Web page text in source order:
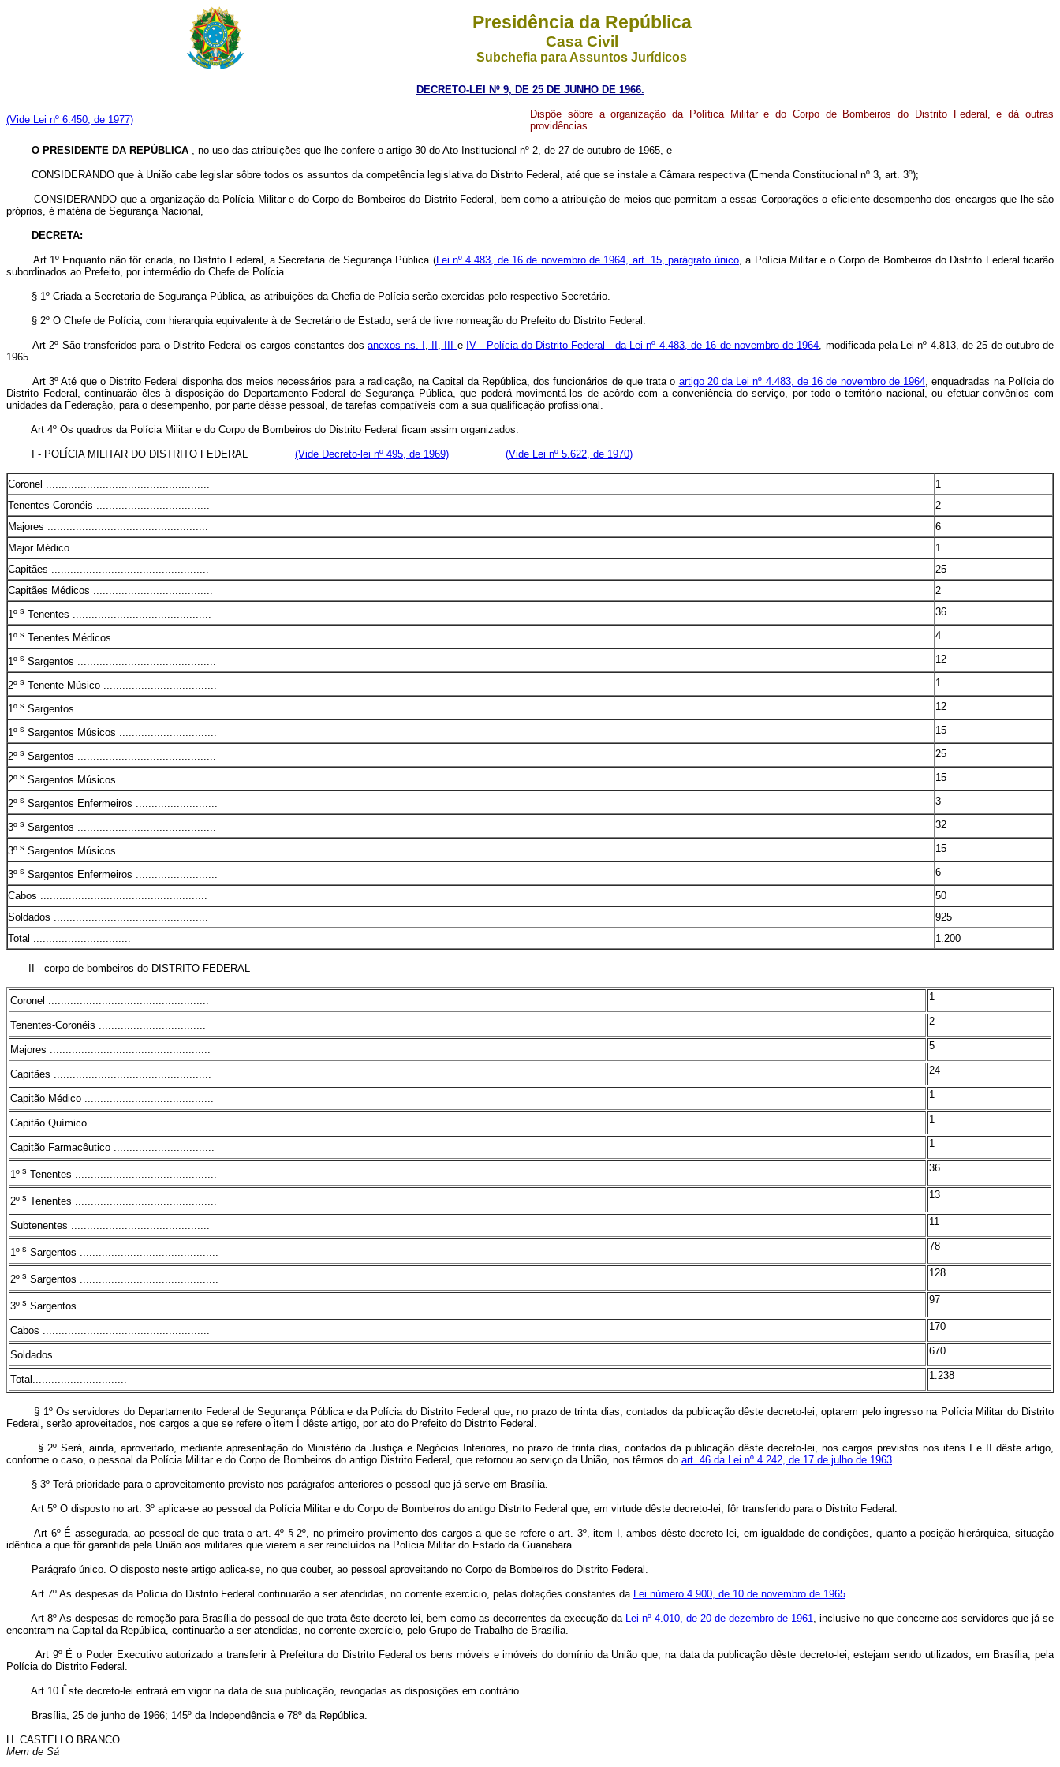
Presidência da República
Casa Civil
Subchefia para Assuntos Jurídicos
DECRETO-LEI Nº 9, DE 25 DE JUNHO DE 1966.
(Vide Lei nº 6.450, de 1977)
Dispõe sôbre a organização da Política Militar e do Corpo de Bombeiros do Distrito Federal, e dá outras
providências.
O PRESIDENTE DA REPÚBLICA , no uso das atribuições que lhe confere o artigo 30 do Ato Institucional nº 2, de 27 de outubro de 1965, e
CONSIDERANDO que à União cabe legislar sôbre todos os assuntos da competência legislativa do Distrito Federal, até que se instale a Câmara respectiva (Emenda Constitucional nº 3, art. 3º);
CONSIDERANDO que a organização da Polícia Militar e do Corpo de Bombeiros do Distrito Federal, bem como a atribuição de meios que permitam a essas Corporações o eficiente desempenho dos encargos que lhe são
próprios, é matéria de Segurança Nacional,
DECRETA:
Art 1º Enquanto não fôr criada, no Distrito Federal, a Secretaria de Segurança Pública (Lei nº 4.483, de 16 de novembro de 1964, art. 15, parágrafo único, a Polícia Militar e o Corpo de Bombeiros do Distrito Federal ficarão
subordinados ao Prefeito, por intermédio do Chefe de Polícia.
§ 1º Criada a Secretaria de Segurança Pública, as atribuições da Chefia de Polícia serão exercidas pelo respectivo Secretário.
§ 2º O Chefe de Polícia, com hierarquia equivalente à de Secretário de Estado, será de livre nomeação do Prefeito do Distrito Federal.
Art 2º São transferidos para o Distrito Federal os cargos constantes dosanexos ns. I , , e IV - Polícia do Distrito Federal - da Lei nº 4.483, de 16 de novembro de 1964, modificada pela Lei nº 4.813, de 25 de outubro de
1965.
Art 3º Até que o Distrito Federal disponha dos meios necessários para a radicação, na Capital da República, dos funcionários de que trata o artigo 20 da Lei nº 4.483, de 16 de novembro de 1964, enquadradas na Polícia do
Distrito Federal, continuarão êles à disposição do Departamento Federal de Segurança Pública, que poderá movimentá-los de acôrdo com a conveniência do serviço, por todo o território nacional, ou efetuar convênios com
unidades da Federação, para o desempenho, por parte dêsse pessoal, de tarefas compatíveis com a sua qualificação profissional.
Art 4º Os quadros da Polícia Militar e do Corpo de Bombeiros do Distrito Federal ficam assim organizados:
I - POLÍCIA MILITAR DO DISTRITO FEDERAL (Vide Decreto-lei nº 495, de 1969) (Vide Lei nº 5.622, de 1970)
Coronel ....................................................
1
Tenentes-Coronéis ....................................
2
Majores ...................................................
6
Major Médico ............................................
1
Capitães ..................................................
25
Capitães Médicos ......................................
2
1º s Tenentes ............................................ 36
1º s Tenentes Médicos ................................ 4
1º s Sargentos ............................................ 12
2º s Tenente Músico .................................... 1
1º s Sargentos ............................................ 12
1º s Sargentos Músicos ............................... 15
2º s Sargentos ............................................ 25
2º s Sargentos Músicos ............................... 15
2º s Sargentos Enfermeiros .......................... 3
3º s Sargentos ............................................ 32
3º s Sargentos Músicos ............................... 15
3º s Sargentos Enfermeiros ..........................
6
Cabos .....................................................
50
Soldados .................................................
925
Total ...............................
1.200
II - corpo de bombeiros do DISTRITO FEDERAL
Coronel ................................................... 1
Tenentes-Coronéis .................................. 2
Majores ................................................... 5
Capitães .................................................. 24
Capitão Médico ......................................... 1
Capitão Químico ........................................ 1
Capitão Farmacêutico ................................ 1
1º s Tenentes .............................................
36
2º s Tenentes .............................................
13
Subtenentes ............................................ 11
1º s Sargentos ............................................
78
2º s Sargentos ............................................
128
3º s Sargentos ............................................
97
Cabos ..................................................... 170
Soldados ................................................. 670
Total.............................. 1.238
§ 1º Os servidores do Departamento Federal de Segurança Pública e da Polícia do Distrito Federal que, no prazo de trinta dias, contados da publicação dêste decreto-lei, optarem pelo ingresso na Polícia Militar do Distrito
Federal, serão aproveitados, nos cargos a que se refere o item I dêste artigo, por ato do Prefeito do Distrito Federal.
§ 2º Será, ainda, aproveitado, mediante apresentação do Ministério da Justiça e Negócios Interiores, no prazo de trinta dias, contados da publicação dêste decreto-lei, nos cargos previstos nos itens I e II dêste artigo,
conforme o caso, o pessoal da Polícia Militar e do Corpo de Bombeiros do antigo Distrito Federal, que retornou ao serviço da União, nos têrmos do art. 46 da Lei nº 4.242, de 17 de julho de 1963.
§ 3º Terá prioridade para o aproveitamento previsto nos parágrafos anteriores o pessoal que já serve em Brasília.
Art 5º O disposto no art. 3º aplica-se ao pessoal da Polícia Militar e do Corpo de Bombeiros do antigo Distrito Federal que, em virtude dêste decreto-lei, fôr transferido para o Distrito Federal.
Art 6º É assegurada, ao pessoal de que trata o art. 4º § 2º, no primeiro provimento dos cargos a que se refere o art. 3º, item I, ambos dêste decreto-lei, em igualdade de condições, quanto a posição hierárquica, situação
idêntica a que fôr garantida pela União aos militares que vierem a ser reincluídos na Polícia Militar do Estado da Guanabara.
Parágrafo único. O disposto neste artigo aplica-se, no que couber, ao pessoal aproveitando no Corpo de Bombeiros do Distrito Federal.
Art 7º As despesas da Polícia do Distrito Federal continuarão a ser atendidas, no corrente exercício, pelas dotações constantes da Lei número 4.900, de 10 de novembro de 1965.
Art 8º As despesas de remoção para Brasília do pessoal de que trata êste decreto-lei, bem como as decorrentes da execução da Lei nº 4.010, de 20 de dezembro de 1961, inclusive no que concerne aos servidores que já se
encontram na Capital da República, continuarão a ser atendidas, no corrente exercício, pelo Grupo de Trabalho de Brasília.
Art 9º É o Poder Executivo autorizado a transferir à Prefeitura do Distrito Federal os bens móveis e imóveis do domínio da União que, na data da publicação dêste decreto-lei, estejam sendo utilizados, em Brasília, pela
Polícia do Distrito Federal.
Art 10 Êste decreto-lei entrará em vigor na data de sua publicação, revogadas as disposições em contrário.
Brasília, 25 de junho de 1966; 145º da Independência e 78º da República.
H. CASTELLO BRANCO
Mem de Sá